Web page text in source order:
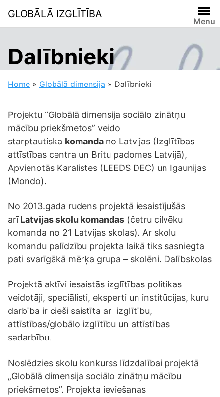
content
GLOBĀLĀ IZGLĪTĪBA
Menu
Dalībnieki
Home » Globālā dimensija » Dalībnieki
Projektu “Globālā dimensija sociālo zinātņu
mācību priekšmetos” veido
starptautiska komanda no Latvijas (Izglītības
attīstības centra un Britu padomes Latvijā),
Apvienotās Karalistes (LEEDS DEC) un Igaunijas
(Mondo).
No 2013.gada rudens projektā iesaistījušās
arīLatvijas skolu komandas (četru cilvēku
komanda no 21 Latvijas skolas). Ar skolu
komandu palīdzību projekta laikā tiks sasniegta
pati svarīgākā mērķa grupa – skolēni. Dalībskolas
Projektā aktīvi iesaistās izglītības politikas
veidotāji, speciālisti, eksperti un institūcijas, kuru
darbība ir cieši saistīta ar izglītību,
attīstības/globālo izglītību un attīstības
sadarbību.
Noslēdzies skolu konkurss līdzdalībai projektā
„Globālā dimensija sociālo zinātņu mācību
priekšmetos”. Projekta ieviešanas